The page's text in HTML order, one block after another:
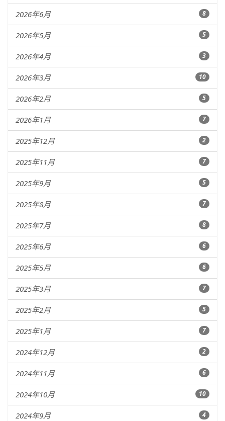
2026年6月 8
2026年5月 5
2026年4月 3
2026年3月 10
2026年2月 5
2026年1月 7
2025年12月 2
2025年11月 7
2025年9月 5
2025年8月 7
2025年7月 8
2025年6月 6
2025年5月 6
2025年3月 7
2025年2月 5
2025年1月 7
2024年12月 2
2024年11月 6
2024年10月 10
2024年9月 4